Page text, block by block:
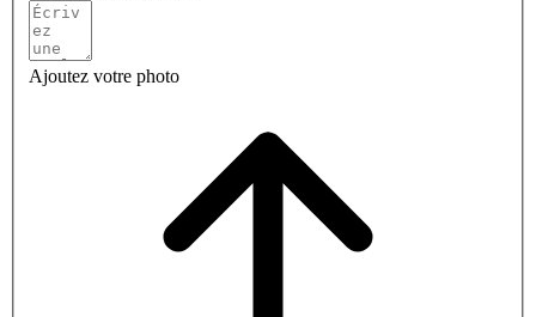
Ajoutez votre photo